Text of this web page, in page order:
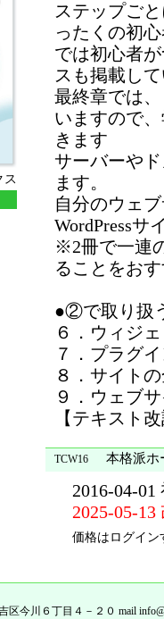
ス
ステップご
ったくの初
では初心者
スも掲載し
最終章では
いますので
きます
サーバーや
ます。
自分のウェ
WordPressサ
※2冊で一連
ることをお
●②で取り扱
６．ウィジ
７．プラグ
８．サイト
９．ウェブ
【テキスト
TCW16 本格派ホ
2016-04-01
2025-05-13
価格はログイン
区今川６丁目４－２０ mail